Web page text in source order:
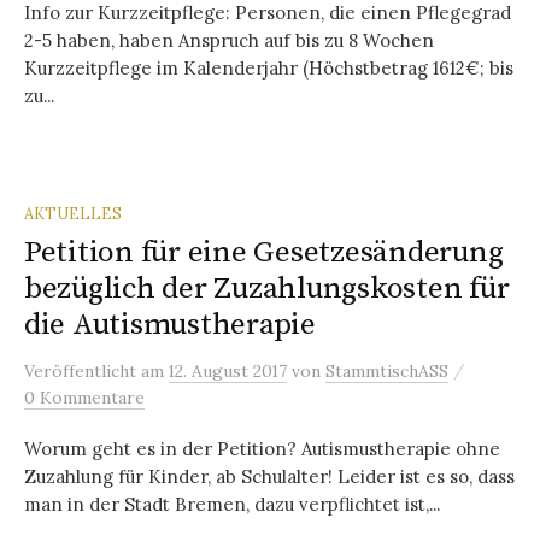
Info zur Kurzzeitpflege: Personen, die einen Pflegegrad
2-5 haben, haben Anspruch auf bis zu 8 Wochen
Kurzzeitpflege im Kalenderjahr (Höchstbetrag 1612€; bis
zu...
AKTUELLES
Petition für eine Gesetzesänderung
bezüglich der Zuzahlungskosten für
die Autismustherapie
Veröffentlicht am 12. August 2017 von StammtischASS /
0 Kommentare
Worum geht es in der Petition? Autismustherapie ohne
Zuzahlung für Kinder, ab Schulalter! Leider ist es so, dass
man in der Stadt Bremen, dazu verpflichtet ist,...